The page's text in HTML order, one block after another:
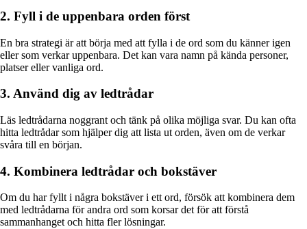
2. Fyll i de uppenbara orden först
En bra strategi är att börja med att fylla i de ord som du känner igen
eller som verkar uppenbara. Det kan vara namn på kända personer,
platser eller vanliga ord.
3. Använd dig av ledtrådar
Läs ledtrådarna noggrant och tänk på olika möjliga svar. Du kan ofta
hitta ledtrådar som hjälper dig att lista ut orden, även om de verkar
svåra till en början.
4. Kombinera ledtrådar och bokstäver
Om du har fyllt i några bokstäver i ett ord, försök att kombinera dem
med ledtrådarna för andra ord som korsar det för att förstå
sammanhanget och hitta fler lösningar.